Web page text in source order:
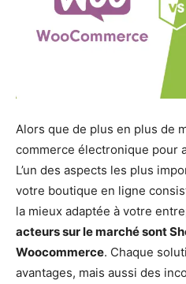
Alors que de plus en plus de
commerce électronique pour
L’un des aspects les plus
votre boutique en ligne
la mieux adaptée à votre
acteurs sur le marché sont
Woocommerce. Chaque
avantages, mais aussi des